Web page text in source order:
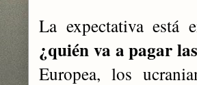
La expectativa está
¿quién va a pagar
Europea, los